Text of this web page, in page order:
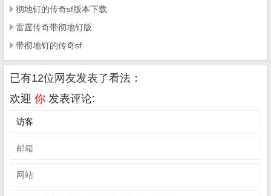
彻地钉的传奇sf版本下载
雷霆传奇带彻地钉版
带彻地钉的传奇sf
已有12位网友发表了看法：
欢迎 你 发表评论: